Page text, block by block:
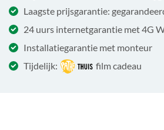
Laagste prijsgarantie:
24 uurs internetgarantie met 4G
Installatiegarantie met monteur
Tijdelijk:
film cadeau